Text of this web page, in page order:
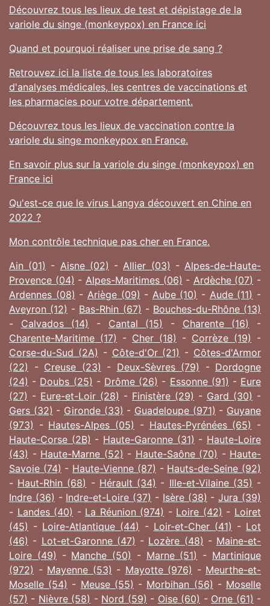
Découvrez tous les lieux de test et dépistage de la
variole du singe (monkeypox) en France ici
Quand et pourquoi réaliser une prise de sang ?
Retrouvez ici la liste de tous les laboratoires
d'analyses médicales, les centres de vaccinations et
les pharmacies pour votre département.
Découvrez tous les lieux de vaccination contre la
variole du singe monkeypox en France.
En savoir plus sur la variole du singe (monkeypox) en
France ici
Qu'est-ce que le virus Langya découvert en Chine en
2022 ?
Mon contrôle technique pas cher en France.
Ain (01) - Aisne (02) -Allier (03) -Alpes-de-Haute-
Provence (04) - Alpes-Maritimes (06) - Ardèche (07) -
Ardennes (08) - Ariège (09) - Aube (10) - Aude (11) -
Aveyron (12) - Bas-Rhin (67) - Bouches-du-Rhône (13)
- Calvados (14) - Cantal (15) - Charente (16)
-
Charente-Maritime (17) - Cher (18) - Corrèze (19) -
Corse-du-Sud (2A) - Côte-d'Or (21) - Côtes-d'Armor
(22) - Creuse (23) - Deux-Sèvres (79) - Dordogne
(24) - Doubs (25) - Drôme (26) - Essonne (91) - Eure
(27) - Eure-et-Loir (28) - Finistère (29) - Gard (30) -
Gers (32) - Gironde (33) - Guadeloupe (971) - Guyane
(973) - Hautes-Alpes (05) - Hautes-Pyrénées (65) -
Haute-Corse (2B) - Haute-Garonne (31) - Haute-Loire
(43) - Haute-Marne (52) - Haute-Saône (70) - Haute-
Savoie (74) - Haute-Vienne (87) - Hauts-de-Seine (92)
- Haut-Rhin (68) - Hérault (34) - Ille-et-Vilaine (35) -
Indre (36) - Indre-et-Loire (37) - Isère (38) -Jura (39)
- Landes (40) - La Réunion (974) - Loire (42) - Loiret
(45) - Loire-Atlantique (44) - Loir-et-Cher (41) - Lot
(46) - Lot-et-Garonne (47) - Lozère (48) - Maine-et-
Loire (49) - Manche (50) - Marne (51) - Martinique
(972) - Mayenne (53) - Mayotte (976) - Meurthe-et-
Moselle (54) - Meuse (55) - Morbihan (56) - Moselle
(57) - Nièvre (58) - Nord (59) - Oise (60) - Orne (61) -